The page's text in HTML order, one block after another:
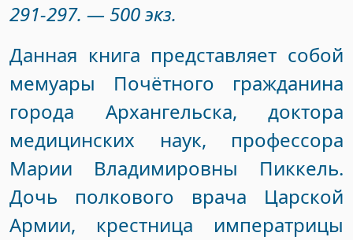
291-297. — 500 экз.
Данная книга представляет собой
мемуары Почётного гражданина
города Архангельска, доктора
медицинских наук, профессора
Марии Владимировны Пиккель.
Дочь полкового врача Царской
Армии, крестница императрицы